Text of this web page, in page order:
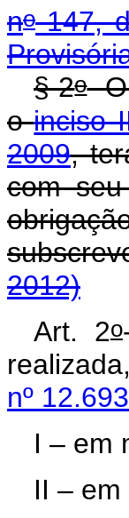
no147,
§ 2oO
oinciso
2009,
com
2012)
Art. 2o
nº
I –
II –